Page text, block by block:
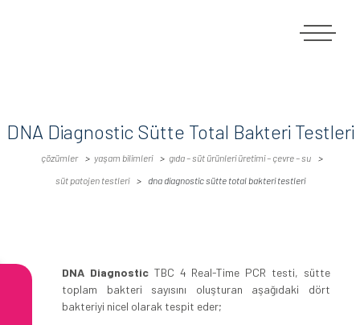
DNA Diagnostic Sütte Total Bakteri Testleri
çözümler yaşam bi̇li̇mleri̇
gıda – süt ürünleri üretimi – çevre – su
süt patojen testleri
dna diagnostic sütte total bakteri testleri
DNA Diagnostic TBC 4 Real-Time PCR testi, sütte
toplam bakteri sayısını oluşturan aşağıdaki dört
bakteriyi nicel olarak tespit eder;